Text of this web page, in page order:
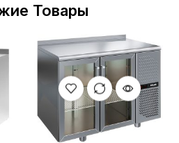
Товары